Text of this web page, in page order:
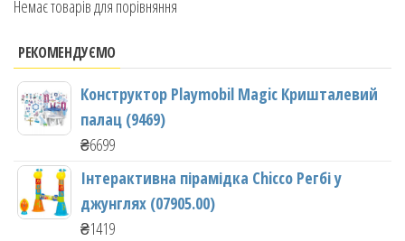
Немає товарів для порівняння
РЕКОМЕНДУЄМО
Конструктор Playmobil Magic Кришталевий
палац (9469)
₴6699
Інтерактивна пірамідка Chicco Регбі у
джунглях (07905.00)
₴1419